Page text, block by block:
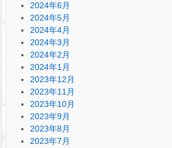
2024年6月
2024年5月
2024年4月
2024年3月
2024年2月
2024年1月
2023年12月
2023年11月
2023年10月
2023年9月
2023年8月
2023年7月